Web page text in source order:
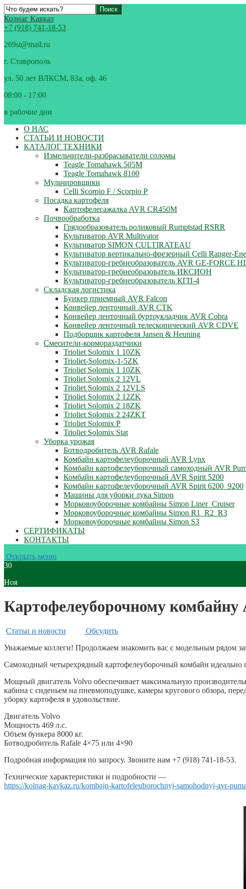
Колнаг Кавказ
+7 (918) 741-18-53
269st@mail.ru
г. Ставрополь
ул. 50 лет ВЛКСМ, 83а, оф. 46
08:00 - 17:00
в рабочие дни
О НАС
СТАТЬИ И НОВОСТИ
КАТАЛОГ ТЕХНИКИ
Измельчители-разбрасыватели соломы
Teagle Tomahawk 505M
Teagle Tomahawk 8100
Мульчировщики
Celli Scorpio F / Scorpio P
Посадка картофеля
Картофелесажалка AVR CR450M
Почвообработка
Грядообразователь роликовый Rumptstad RSRR
Культиватор AVR Multivator
Культиватор SIMON CULTIRATEAU
Культиватор вертикально-фрезерный Celli Ranger-
Культиватор-гребнеобразователь AVR GE-FORCE
Культиватор-гребнеобразователь ИКСИОН
Культиватор-гребнеобразователь КГП-4
Складская логистика
Бункер приемный AVR Falcon
Конвейер ленточный AVR CTK
Конвейер ленточный буртоукладчик AVR Cobra
Конвейер ленточный телескопический AVR CDVE
Подборщик картофеля Jansen & Heuning
Смесители-кормораздатчики
Trioliet Solomix 1 10ZK
Trioliet-Solomix-1-5ZK
Trioliet Solomix 1 10ZK
Trioliet Solomix 2 12VL
Trioliet Solomix 2 12VLS
Trioliet Solomix 2 12ZK
Trioliet Solomix 2 18ZK
Trioliet Solomix 2 24ZKT
Trioliet Solomix P
Trioliet Solomix Stat
Уборка урожая
Ботводробитель AVR Rafale
Комбайн картофелеуборочный AVR Lynx
Комбайн картофелеуборочный самоходный AVR
Комбайн картофелеуборочный AVR Spirit 5200
Комбайн картофелеуборочный AVR Spirit 6200_9200
Машины для уборки лука Simon
Морковоуборочные комбайны Simon Liner_Cruiser
Морковоуборочные комбайны Simon R1_R2_R3
Морковоуборочные комбайны Simon S3
СЕРТИФИКАТЫ
КОНТАКТЫ
Открыть меню
30
Ноя
Картофелеуборочному
Статьи и новости
Обсудить
Уважаемые коллеги! Продолжаем знакомить вас с модельным рядом
Самоходный четырехрядный картофелеуборочный комбайн идеально
Мощный двигатель Volvo обеспечивает максимальную
кабина с сиденьем на пневмоподушке, камеры кругового обзора,
уборку картофеля в удовольствие.
Двигатель Volvo
Мощность 469 л.с.
Объем бункера 8000 кг.
Ботводробитель Rafale 4×75 или 4×90
Подробная информация по запросу. Звоните нам +7 (918) 741-18-53.
Технические характеристики и подробности —
https://kolnag-kavkaz.ru/kombajn-kartofeleuborochnyj-samohodnyj-avr-